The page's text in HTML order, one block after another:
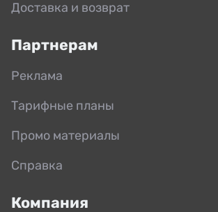
Доставка и возврат
Партнерам
Реклама
Тарифные планы
Промо материалы
Справка
Компания